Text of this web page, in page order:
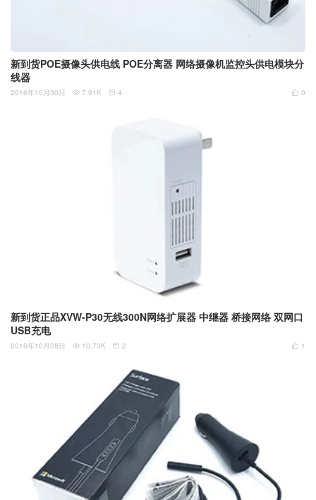
新到货POE摄像头供电线 POE分离器 网络摄像机监控头供电模块分
线器
 0
2016年10月30日  7.91K  4
新到货正品XVW-P30无线300N网络扩展器 中继器 桥接网络 双网口
USB充电
 1
2016年10月28日  10.73K  2